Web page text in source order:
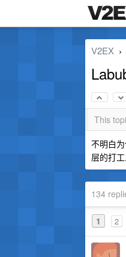
V2EX ›
This
不明白
层的打
134
1 2